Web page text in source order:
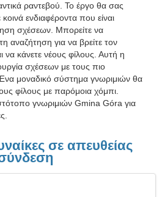
ραντεβού. Το έργο θα σας
ενδιαφέροντα που είναι
σχέσεων. Μπορείτε να
αναζήτηση για να βρείτε τον
κάνετε νέους φίλους. Αυτή η
σχέσεων με τους πιο
μοναδικό σύστημα γνωριμιών θα
φίλους με παρόμοια χόμπι.
γνωριμιών Gmina Góra για
σε απευθείας